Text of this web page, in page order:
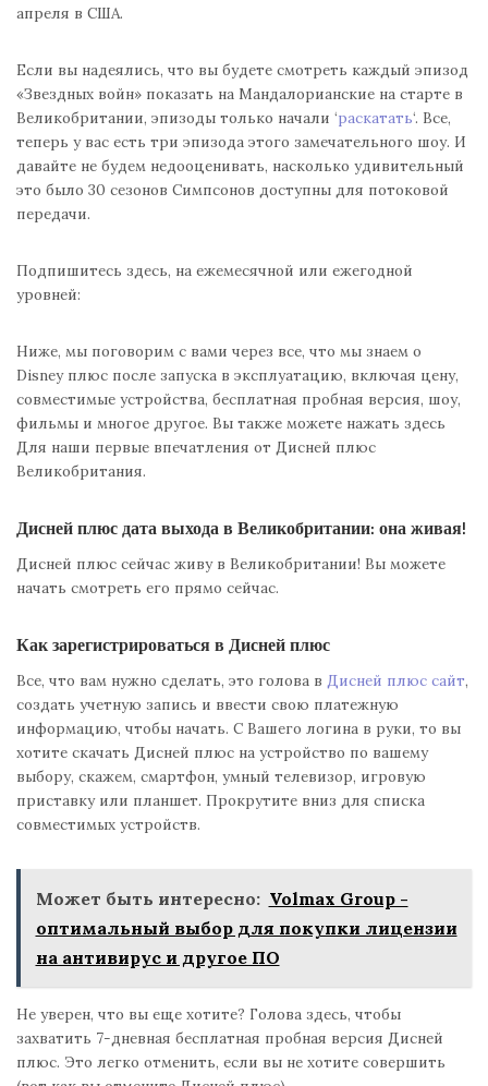
апреля в США.
Если вы надеялись, что вы будете смотреть каждый эпизод
«Звездных войн» показать на Мандалорианские на старте в
Великобритании, эпизоды только начали ‘раскатать‘. Все,
теперь у вас есть три эпизода этого замечательного шоу. И
давайте не будем недооценивать, насколько удивительный
это было 30 сезонов Симпсонов доступны для потоковой
передачи.
Подпишитесь здесь, на ежемесячной или ежегодной
уровней:
Ниже, мы поговорим с вами через все, что мы знаем о
Disney плюс после запуска в эксплуатацию, включая цену,
совместимые устройства, бесплатная пробная версия, шоу,
фильмы и многое другое. Вы также можете нажать здесь
Для наши первые впечатления от Дисней плюс
Великобритания.
Дисней плюс дата выхода в Великобритании: она живая!
Дисней плюс сейчас живу в Великобритании! Вы можете
начать смотреть его прямо сейчас.
Как зарегистрироваться в Дисней плюс
Все, что вам нужно сделать, это голова в Дисней плюс сайт,
создать учетную запись и ввести свою платежную
информацию, чтобы начать. С Вашего логина в руки, то вы
хотите скачать Дисней плюс на устройство по вашему
выбору, скажем, смартфон, умный телевизор, игровую
приставку или планшет. Прокрутите вниз для списка
совместимых устройств.
Может быть интересно: Volmax Group -
оптимальный выбор для покупки лицензии
на антивирус и другое ПО
Не уверен, что вы еще хотите? Голова здесь, чтобы
захватить 7-дневная бесплатная пробная версия Дисней
плюс. Это легко отменить, если вы не хотите совершить